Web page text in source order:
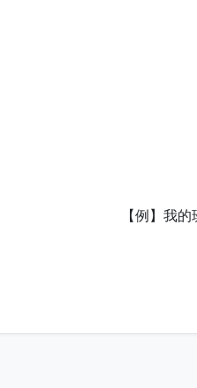
【例】我